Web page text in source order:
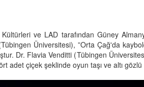
ve LAD tarafından Güney
Üniversitesi), ”Orta Çağ'da
Dr. Flavia Venditti (Tübingen
adet çiçek şeklinde oyun taşı ve altı